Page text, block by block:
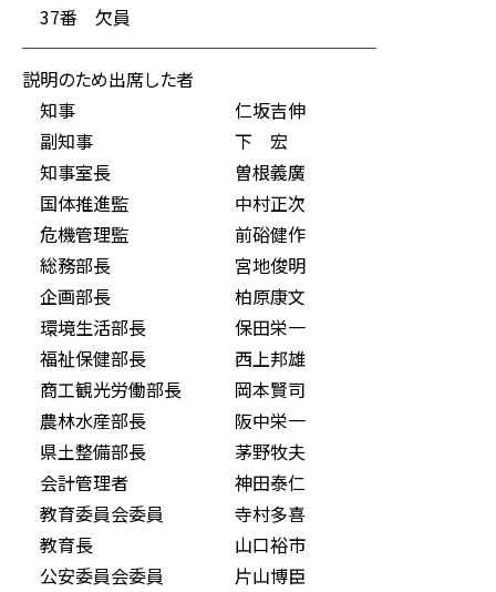
37番 欠員
────────────────────
説明のため出席した者
知事 仁坂吉伸
副知事 下 宏
知事室長 曽根義廣
国体推進監 中村正次
危機管理監 前硲健作
総務部長 宮地俊明
企画部長 柏原康文
環境生活部長 保田栄一
福祉保健部長 西上邦雄
商工観光労働部長 岡本賢司
農林水産部長 阪中栄一
県土整備部長 茅野牧夫
会計管理者 神田泰仁
教育委員会委員 寺村多喜
教育長 山口裕市
公安委員会委員 片山博臣